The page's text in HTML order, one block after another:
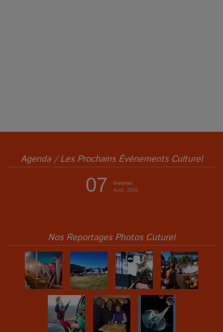
Agenda / Les Prochains Événements Culturel
07
Vendredi
Août, 2026
Nos Reportages Photos Cuturel